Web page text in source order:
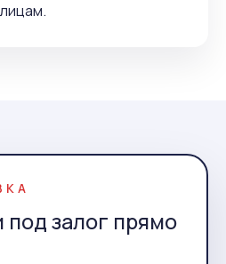
под залог прямо